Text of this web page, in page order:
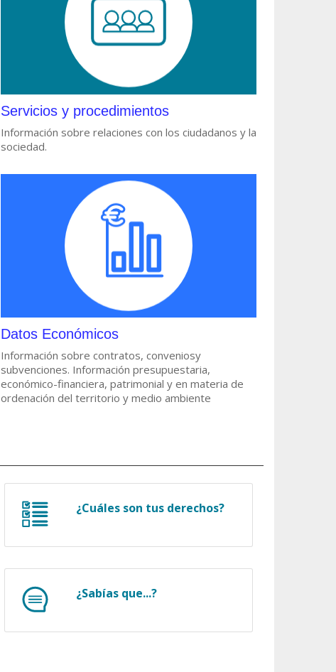
Servicios y procedimientos
Información sobre relaciones con los ciudadanos y la
sociedad.
Datos Económicos
Información sobre contratos, conveniosy
subvenciones. Información presupuestaria,
económico-financiera, patrimonial y en materia de
ordenación del territorio y medio ambiente
¿Cuáles son tus derechos?
¿Sabías que...?